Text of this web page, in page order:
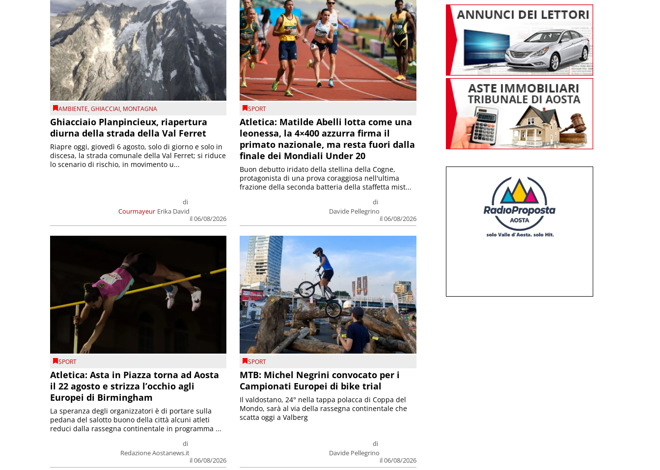
AMBIENTE,GHIACCIAI, MONTAGNA
Ghiacciaio Planpincieux, riapertura
diurna della strada della Val Ferret
Courmayeur
di
Erika David
il 06/08/2026
Riapre oggi, giovedì 6 agosto, solo di giorno e solo in
discesa, la strada comunale della Val Ferret; si riduce
lo scenario di rischio, in movimento u...
SPORT
Atletica: Matilde Abelli lotta come una
leonessa, la 4×400 azzurra firma il
primato nazionale, ma resta fuori dalla
finale dei Mondiali Under 20
di
Davide Pellegrino
il 06/08/2026
Buon debutto iridato della stellina della Cogne,
protagonista di una prova coraggiosa nell'ultima
frazione della seconda batteria della staffetta mist...
SPORT
Atletica: Asta in Piazza torna ad Aosta
il 22 agosto e strizza l’occhio agli
Europei di Birmingham
di
Redazione Aostanews.it
il 06/08/2026
La speranza degli organizzatori è di portare sulla
pedana del salotto buono della città alcuni atleti
reduci dalla rassegna continentale in programma ...
SPORT
MTB: Michel Negrini convocato per i
Campionati Europei di bike trial
di
Davide Pellegrino
il 06/08/2026
Il valdostano, 24° nella tappa polacca di Coppa del
Mondo, sarà al via della rassegna continentale che
scatta oggi a Valberg